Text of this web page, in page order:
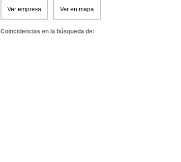
Ver empresa Ver en mapa
Coincidencias en la búsqueda de: